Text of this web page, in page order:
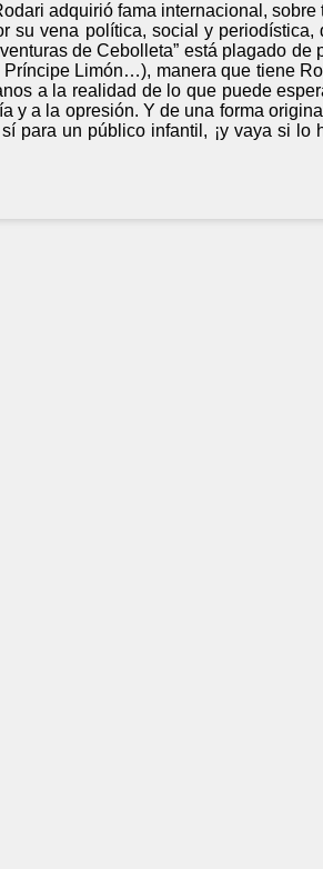
adquirió fama internacional, sobre
su vena política, social y periodística,
de Cebolleta” está plagado de
Limón…), manera que tiene
a la realidad de lo que puede
y a la opresión. Y de una forma
para un público infantil, ¡y vaya si lo